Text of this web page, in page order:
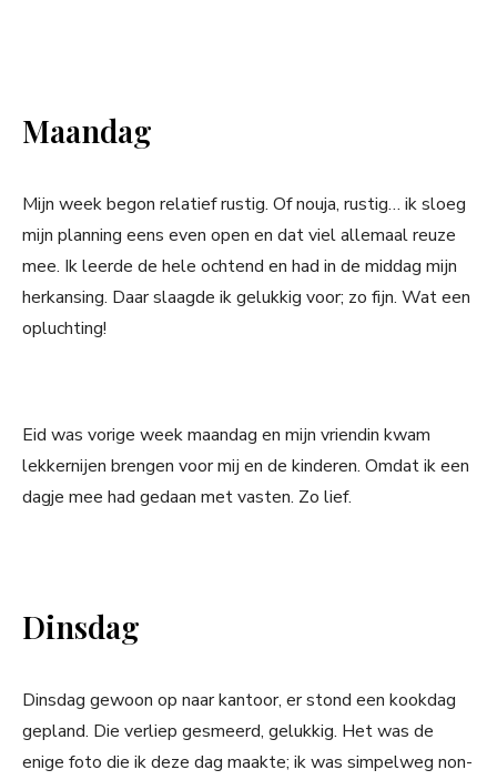
Maandag
Mijn week begon relatief rustig. Of nouja, rustig… ik sloeg
mijn planning eens even open en dat viel allemaal reuze
mee. Ik leerde de hele ochtend en had in de middag mijn
herkansing. Daar slaagde ik gelukkig voor; zo fijn. Wat een
opluchting!
Eid was vorige week maandag en mijn vriendin kwam
lekkernijen brengen voor mij en de kinderen. Omdat ik een
dagje mee had gedaan met vasten. Zo lief.
Dinsdag
Dinsdag gewoon op naar kantoor, er stond een kookdag
gepland. Die verliep gesmeerd, gelukkig. Het was de
enige foto die ik deze dag maakte; ik was simpelweg non-